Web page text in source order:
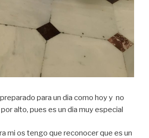
para un dia como hoy y no
alto, pues es un dia muy especial
mi os tengo que reconocer que es un